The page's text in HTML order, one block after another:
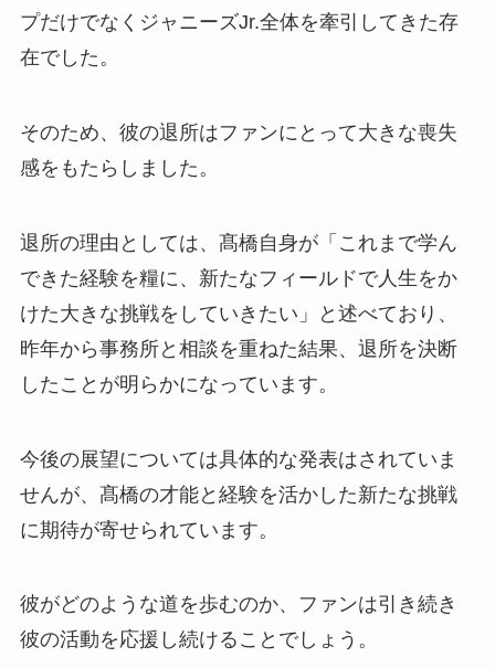
プだけでなくジャニーズJr.全体を牽引してきた存
在でした。
そのため、彼の退所はファンにとって大きな喪失
感をもたらしました。
退所の理由としては、髙橋自身が「これまで学ん
できた経験を糧に、新たなフィールドで人生をか
けた大きな挑戦をしていきたい」と述べており、
昨年から事務所と相談を重ねた結果、退所を決断
したことが明らかになっています。
今後の展望については具体的な発表はされていま
せんが、髙橋の才能と経験を活かした新たな挑戦
に期待が寄せられています。
彼がどのような道を歩むのか、ファンは引き続き
彼の活動を応援し続けることでしょう。